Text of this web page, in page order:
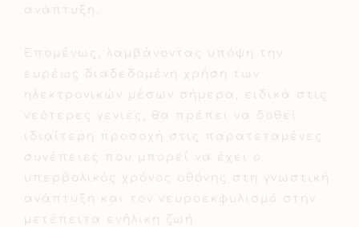
ανάπτυξη.
Επομένως, λαμβάνοντας υπόψη την
ευρέως διαδεδομένη χρήση των
ηλεκτρονικών μέσων σήμερα, ειδικά στις
νεότερες γενιές, θα πρέπει να δοθεί
ιδιαίτερη προσοχή στις παρατεταμένες
συνέπειες που μπορεί να έχει ο
υπερβολικός χρόνος οθόνης στη γνωστική
ανάπτυξη και τον νευροεκφυλισμό στην
μετέπειτα ενήλικη ζωή.